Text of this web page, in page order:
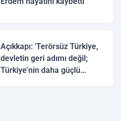
Açıkkapı: 'Terörsüz Türkiye,
devletin geri adımı değil;
Türkiye’nin daha güçlü